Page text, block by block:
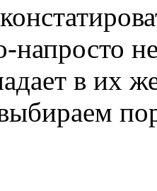
напросто
в их